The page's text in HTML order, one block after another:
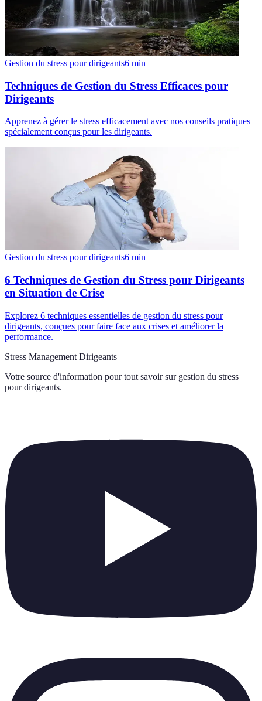
Gestion du stress pour dirigeants6 min
Techniques de Gestion du Stress Efficaces pour
Dirigeants
Apprenez à gérer le stress efficacement avec nos conseils pratiques
spécialement conçus pour les dirigeants.
Gestion du stress pour dirigeants6 min
6 Techniques de Gestion du Stress pour Dirigeants
en Situation de Crise
Explorez 6 techniques essentielles de gestion du stress pour
dirigeants, conçues pour faire face aux crises et améliorer la
performance.
Stress Management Dirigeants
Votre source d'information pour tout savoir sur gestion du stress
pour dirigeants.